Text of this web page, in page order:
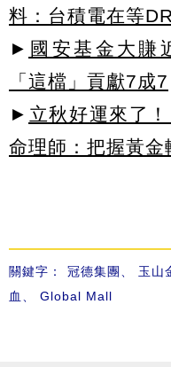
料：台積電在等
► 國安基金大賺
「這檔」貢獻7成7
► 立秋好運來了
命理師：把握黃金
關鍵字： 冠德集團 玉山
血
Global Mall